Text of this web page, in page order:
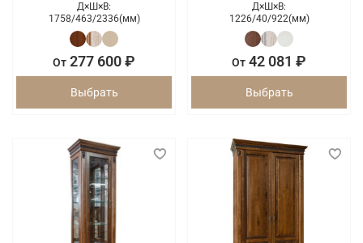
Д×Ш×В:
1758/463/2336(мм)
От 277 600 ₽
Выбрать
Д×Ш×В:
1226/40/922(мм)
От 42 081 ₽
Выбрать